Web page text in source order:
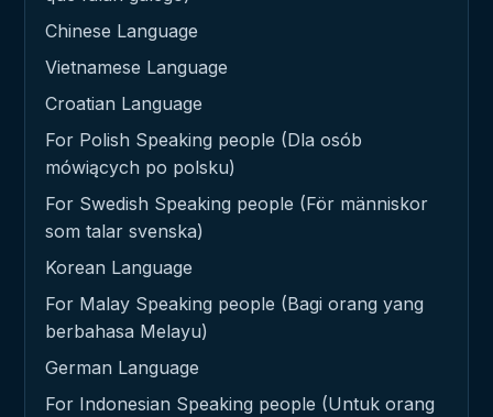
Chinese Language
Vietnamese Language
Croatian Language
For Polish Speaking people (Dla osób
mówiących po polsku)
For Swedish Speaking people (För människor
som talar svenska)
Korean Language
For Malay Speaking people (Bagi orang yang
berbahasa Melayu)
German Language
For Indonesian Speaking people (Untuk orang